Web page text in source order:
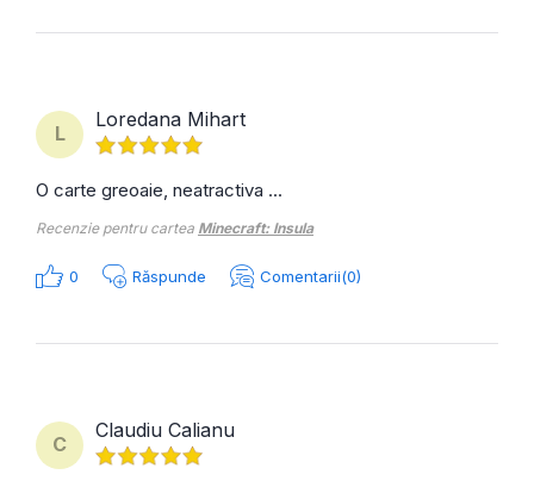
L
Loredana Mihart
O carte greoaie, neatractiva ...
Recenzie pentru cartea Minecraft: Insula
0 Răspunde Comentarii(0)
C
Claudiu Calianu